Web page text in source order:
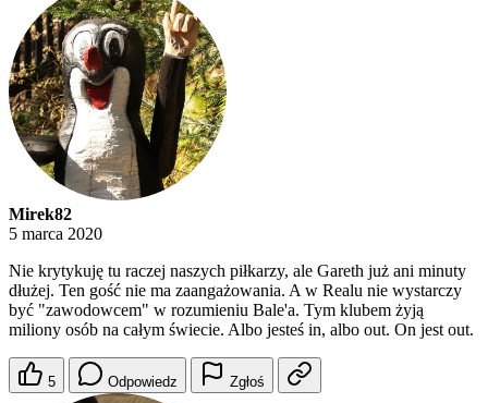
Mirek82
5 marca 2020
Nie krytykuję tu raczej naszych piłkarzy, ale Gareth już ani minuty
dłużej. Ten gość nie ma zaangażowania. A w Realu nie wystarczy
być "zawodowcem" w rozumieniu Bale'a. Tym klubem żyją
miliony osób na całym świecie. Albo jesteś in, albo out. On jest out.
5 Odpowiedz Zgłoś